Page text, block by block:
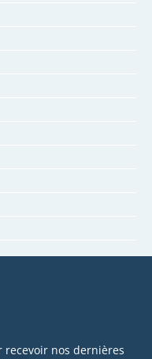
recevoir nos dernières